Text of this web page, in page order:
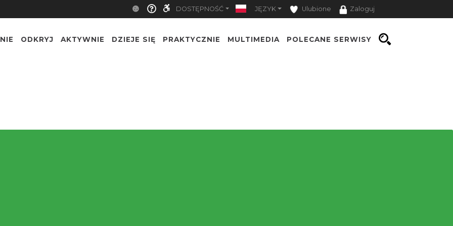
DOSTĘPNOŚĆ JĘZYK Ulubione Zaloguj
ODKRYJ AKTYWNIE DZIEJE SIĘ PRAKTYCZNIE MULTIMEDIA POLECANE SERWISY